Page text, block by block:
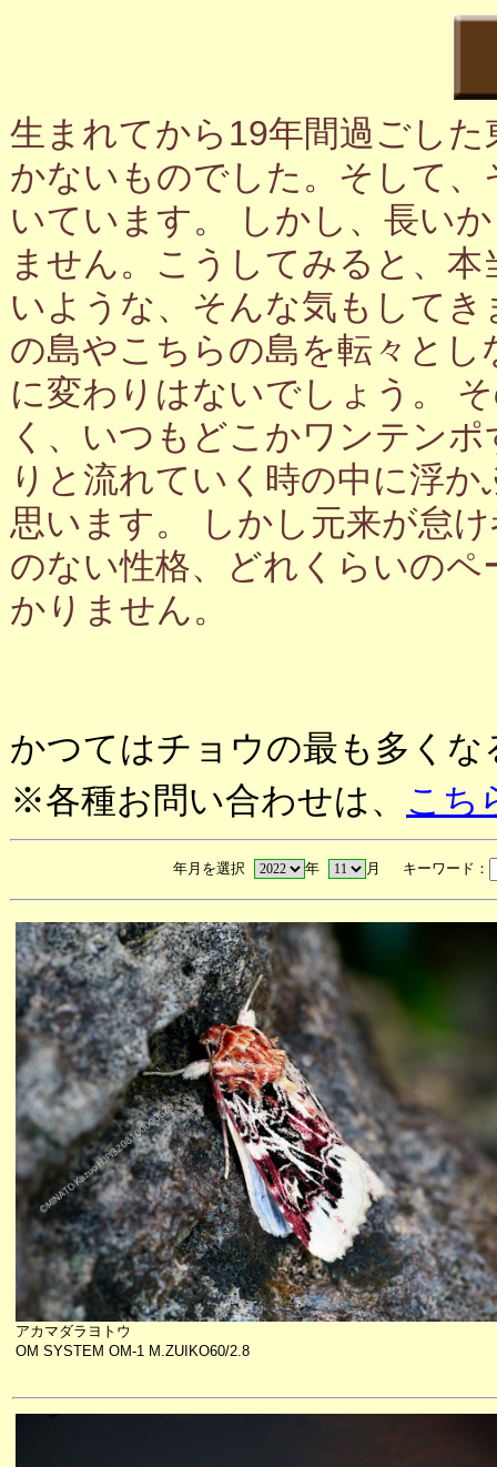
生まれてから19年間過ごし
かないものでした。そして
いています。 しかし、長い
ません。こうしてみると、
いような、そんな気もして
の島やこちらの島を転々と
に変わりはないでしょう。
く、いつもどこかワンテン
りと流れていく時の中に浮
思います。 しかし元来が怠
のない性格、どれくらいの
かりません。
かつてはチョウの最も多く
※各種お問い合わせは、 こち
年月を選択 年 月 キーワード：
アカマダラヨトウ
OM SYSTEM OM-1 M.ZUIKO60/2.8